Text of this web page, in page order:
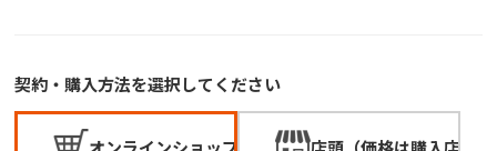
契約・購入方法を選択してください